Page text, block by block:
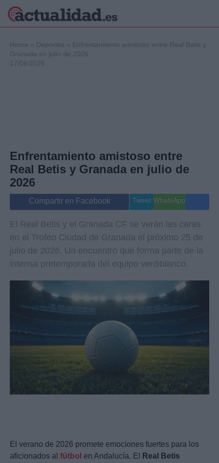
Internacional
Viajes
Gente
Musica
Home » Deportes » Enfrentamiento amistoso entre Real Betis y
Granada en julio de 2026
17/06/2026
Enfrentamiento amistoso entre
Real Betis y Granada en julio de
2026
Compartir en Facebook Tweet WhatsApp
El Real Betis y el Granada CF se verán las caras
en el Trofeo Ciudad de Granada el próximo 25 de
julio de 2026. Un encuentro que forma parte de la
intensa pretemporada del equipo verdiblanco.
El verano de 2026 promete emociones fuertes para los
aficionados al fútbol en Andalucía. El
Real Betis